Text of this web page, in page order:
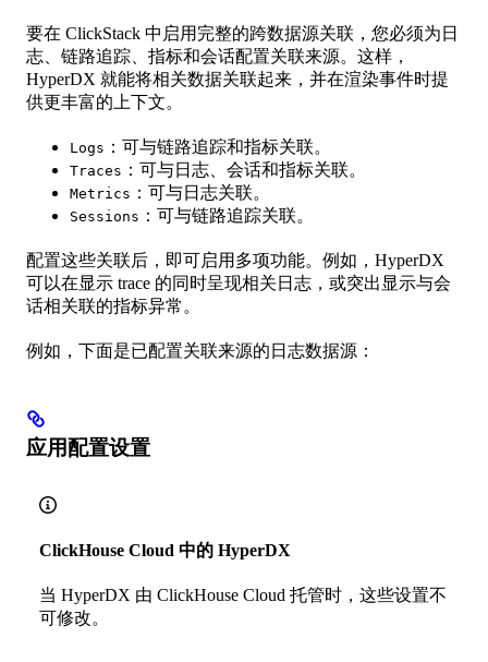
要在 ClickStack 中启用完整的跨数据源关联，您必须为日
志、链路追踪、指标和会话配置关联来源。这样，
HyperDX 就能将相关数据关联起来，并在渲染事件时提
供更丰富的上下文。
Logs ：可与链路追踪和指标关联。
Traces ：可与日志、会话和指标关联。
Metrics ：可与日志关联。
Sessions ：可与链路追踪关联。
配置这些关联后，即可启用多项功能。例如，HyperDX
可以在显示 trace 的同时呈现相关日志，或突出显示与会
话相关联的指标异常。
例如，下面是已配置关联来源的日志数据源：
应用配置设置
ClickHouse Cloud 中的 HyperDX
当 HyperDX 由 ClickHouse Cloud 托管时，这些设置不
可修改。